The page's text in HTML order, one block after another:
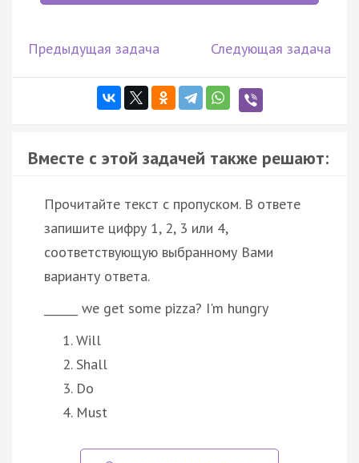
Предыдущая задача Следующая задача
Вместе с этой задачей также решают:
Прочитайте текст с пропуском. В ответе
запишите цифру 1, 2, 3 или 4,
соответствующую выбранному Вами
варианту ответа.
______ we get some pizza? I'm hungry
Will
Shall
Do
Must